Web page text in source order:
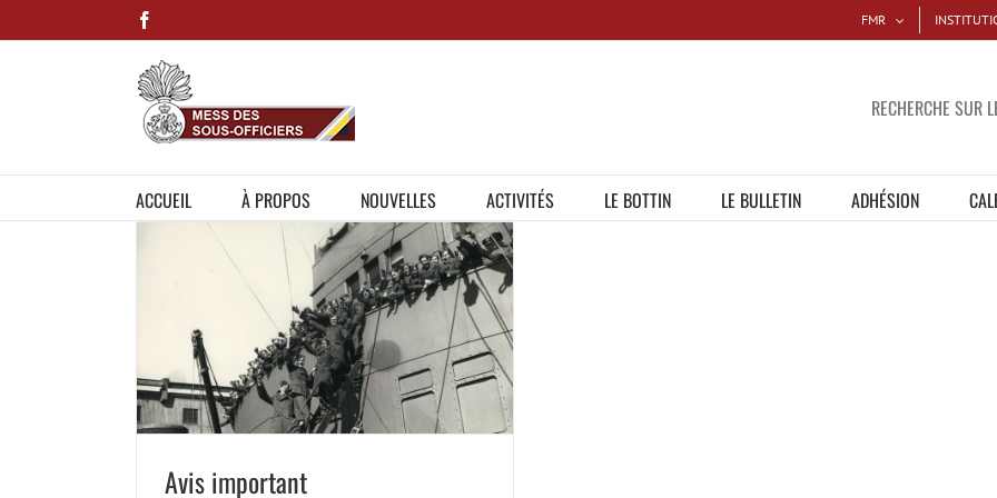
to
FMR
RECHERCHE SUR
ACCUEIL À PROPOS NOUVELLES ACTIVITÉS LE BOTTIN LE BULLETIN ADHÉSION
Avis important